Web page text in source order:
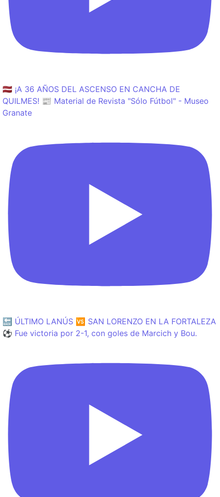
🇱🇻 ¡A 36 AÑOS DEL ASCENSO EN CANCHA DE
QUILMES! 📰 Material de Revista "Sólo Fútbol" - Museo
Granate
🔙 ÚLTIMO LANÚS 🆚 SAN LORENZO EN LA FORTALEZA
⚽️ Fue victoria por 2-1, con goles de Marcich y Bou.